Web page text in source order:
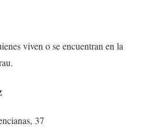
viven o se encuentran en la
37